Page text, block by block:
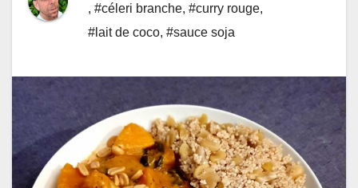
, #céleri branche, #curry rouge,
#lait de coco, #sauce soja